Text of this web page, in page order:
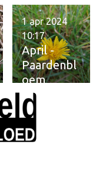
April -
Paardenbl
oem
1 apr 2024
10:17